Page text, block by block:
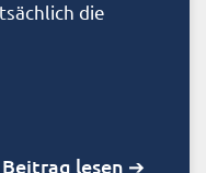
die
Beitrag lesen ➔